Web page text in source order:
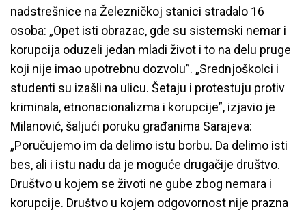
nadstrešnice na Železničkoj stanici stradalo 16
osoba: „Opet isti obrazac, gde su sistemski nemar i
korupcija oduzeli jedan mladi život i to na delu pruge
koji nije imao upotrebnu dozvolu”. „Srednjoškolci i
studenti su izašli na ulicu. Šetaju i protestuju protiv
kriminala, etnonacionalizma i korupcije”, izjavio je
Milanović, šaljući poruku građanima Sarajeva:
„Poručujemo im da delimo istu borbu. Da delimo isti
bes, ali i istu nadu da je moguće drugačije društvo.
Društvo u kojem se životi ne gube zbog nemara i
korupcije. Društvo u kojem odgovornost nije prazna